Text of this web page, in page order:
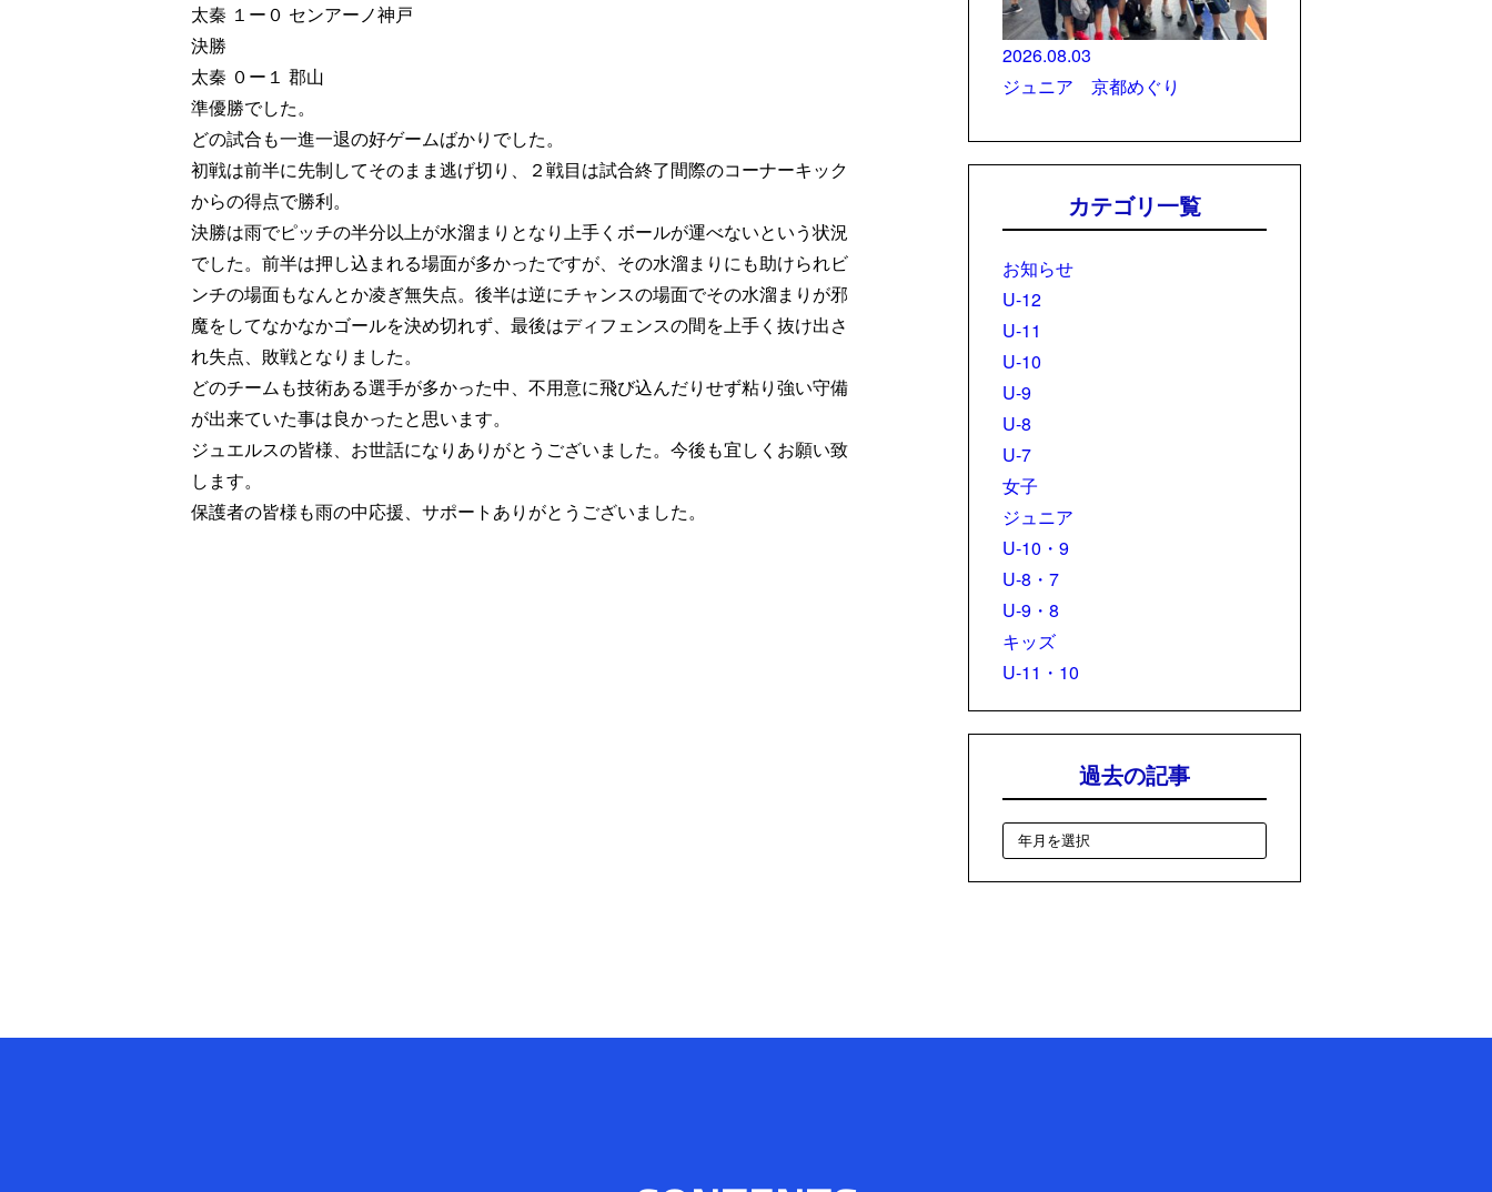
太秦 １ー０ センアーノ神戸
決勝
太秦 ０ー１ 郡山
準優勝でした。
どの試合も一進一退の好ゲームばかりでした。
初戦は前半に先制してそのまま逃げ切り、２戦目は試合終了間際のコーナーキック
からの得点で勝利。
決勝は雨でピッチの半分以上が水溜まりとなり上手くボールが運べないという状況
でした。前半は押し込まれる場面が多かったですが、その水溜まりにも助けられビ
ンチの場面もなんとか凌ぎ無失点。後半は逆にチャンスの場面でその水溜まりが邪
魔をしてなかなかゴールを決め切れず、最後はディフェンスの間を上手く抜け出さ
れ失点、敗戦となりました。
どのチームも技術ある選手が多かった中、不用意に飛び込んだりせず粘り強い守備
が出来ていた事は良かったと思います。
ジュエルスの皆様、お世話になりありがとうございました。今後も宜しくお願い致
します。
保護者の皆様も雨の中応援、サポートありがとうございました。
2026.08.03
ジュニア 京都めぐり
カテゴリ一覧
お知らせ
U-12
U-11
U-10
U-9
U-8
U-7
女子
ジュニア
U-10・9
U-8・7
U-9・8
キッズ
U-11・10
過去の記事